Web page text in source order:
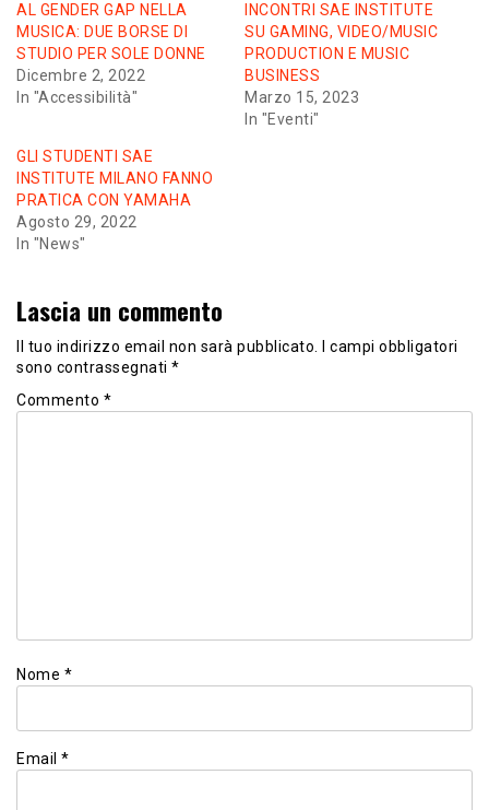
AL GENDER GAP NELLA
MUSICA: DUE BORSE DI
STUDIO PER SOLE DONNE
Dicembre 2, 2022
In "Accessibilità"
INCONTRI SAE INSTITUTE
SU GAMING, VIDEO/MUSIC
PRODUCTION E MUSIC
BUSINESS
Marzo 15, 2023
In "Eventi"
GLI STUDENTI SAE
INSTITUTE MILANO FANNO
PRATICA CON YAMAHA
Agosto 29, 2022
In "News"
Lascia un commento
Il tuo indirizzo email non sarà pubblicato.
I campi obbligatori
sono contrassegnati *
Commento *
Nome *
Email *